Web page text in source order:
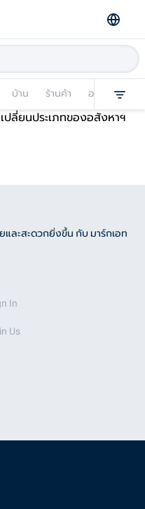
บ้าน ร้านค้า อาคารพาณิช
ลี่ยนประเภทของอสังหาฯ
และสะดวกยิ่งขึ้น กับ มาร์กเอท
In
Us